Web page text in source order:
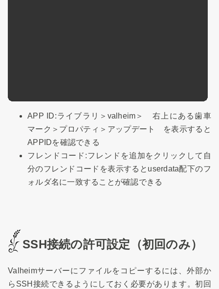
APP ID:ライブラリ＞valheim＞ 右上にある歯車
マーク＞プロパティ＞アップデート を表示すると
APPIDを確認できる
フレンドコード:フレンドを追加をクリックして自
分のフレンドコードを表示するとuserdata配下のフ
ォルダ名に一致することが確認できる
SSH接続の許可設定（初回のみ）
Valheimサーバーにファイルをコピーするには、外部か
らSSH接続できるようにしておく必要があります。初回